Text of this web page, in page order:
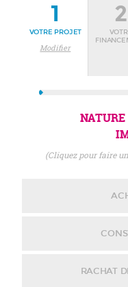
1
VOTRE PROJET
Modifier
2
NATURE
(cliquez pour faire
RACHAT